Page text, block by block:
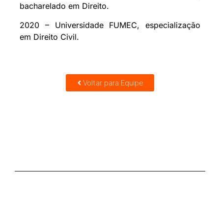
bacharelado em Direito.
2020 – Universidade FUMEC, especialização
em Direito Civil.
Voltar para Equipe